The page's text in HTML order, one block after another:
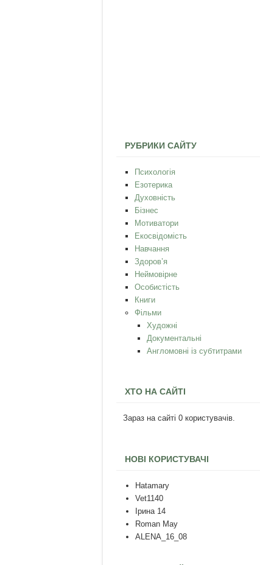
РУБРИКИ САЙТУ
Психологія
Езотерика
Духовність
Бізнес
Мотиватори
Екосвідомість
Навчання
Здоров’я
Неймовірне
Особистість
Книги
Фільми
Художні
Документальні
Англомовні із субтитрами
ХТО НА САЙТІ
Зараз на сайті 0 користувачів.
НОВІ КОРИСТУВАЧІ
Hatamary
Vet1140
Ірина 14
Roman May
ALENA_16_08